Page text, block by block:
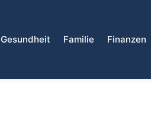
Gesundheit Familie Finanzen